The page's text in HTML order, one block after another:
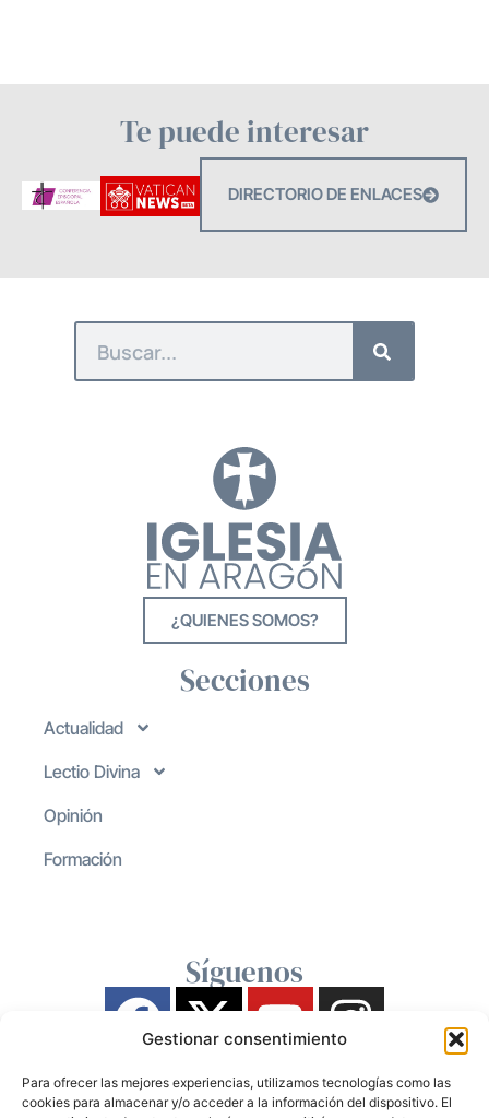
Gestionar consentimiento
Para ofrecer las mejores experiencias, utilizamos tecnologías como las
cookies para almacenar y/o acceder a la información del dispositivo. El
Te puede interesar
DIRECTORIO DE ENLACES
¿QUIENES SOMOS?
Secciones
Actualidad
Lectio Divina
Opinión
Formación
Síguenos